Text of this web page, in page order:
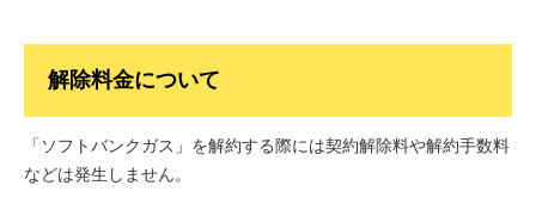
立ち会いが必要な場合
解除料金について
「ソフトバンクガス」を解約する際には契約解除料や解約手数料
などは発生しません。